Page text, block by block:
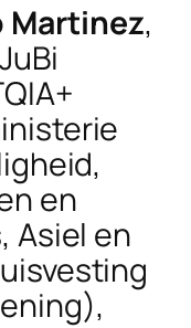
Martinez,
en
Asiel en